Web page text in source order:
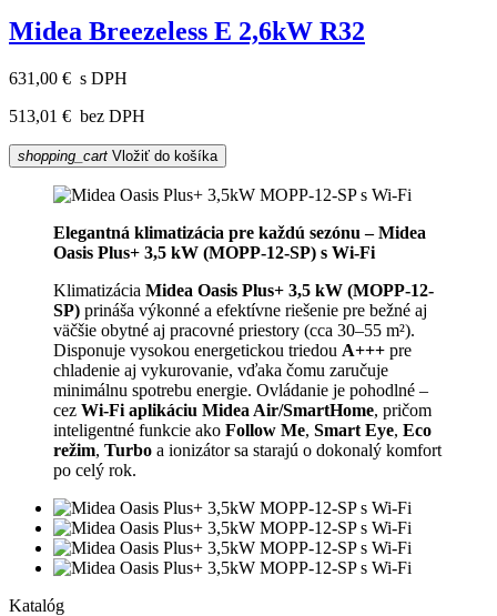
Midea Breezeless E 2,6kW R32
631,00 € s DPH
513,01 € bez DPH
shopping_cart Vložiť do košíka
Elegantná klimatizácia pre každú sezónu – Midea
Oasis Plus+ 3,5 kW (MOPP-12-SP) s Wi-Fi
Klimatizácia Midea Oasis Plus+ 3,5 kW (MOPP-12-
SP) prináša výkonné a efektívne riešenie pre bežné aj
väčšie obytné aj pracovné priestory (cca 30–55 m²).
Disponuje vysokou energetickou triedou A+++ pre
chladenie aj vykurovanie, vďaka čomu zaručuje
minimálnu spotrebu energie. Ovládanie je pohodlné –
cez Wi-Fi aplikáciu Midea Air/SmartHome, pričom
inteligentné funkcie ako Follow Me, Smart Eye, Eco
režim, Turbo a ionizátor sa starajú o dokonalý komfort
po celý rok.
Katalóg